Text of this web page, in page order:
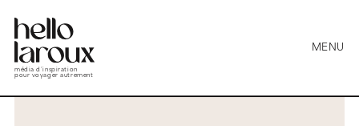
média d’inspiration
pour voyager autrement
MENU